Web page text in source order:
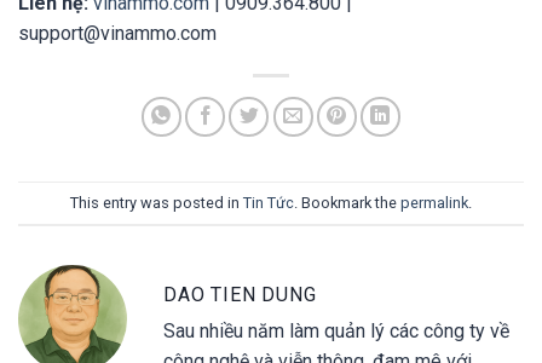
support@vinammo.com
This entry was posted in Tin Tức . Bookmark the permalink
DAO TIEN DUNG
Sau nhiều năm làm quản lý các công ty về